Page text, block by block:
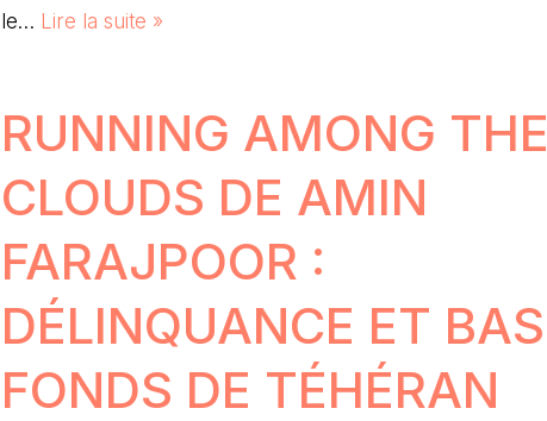
le… Lire la suite »
RUNNING AMONG THE
CLOUDS DE AMIN
FARAJPOOR :
DÉLINQUANCE ET BAS
FONDS DE TÉHÉRAN